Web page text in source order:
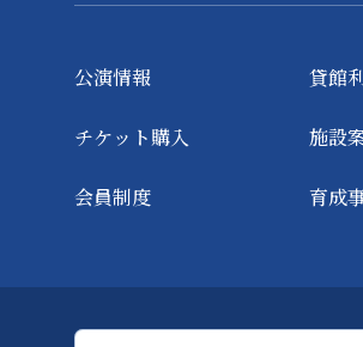
公演情報
チケット購入
会員制度
貸館
施設
育成